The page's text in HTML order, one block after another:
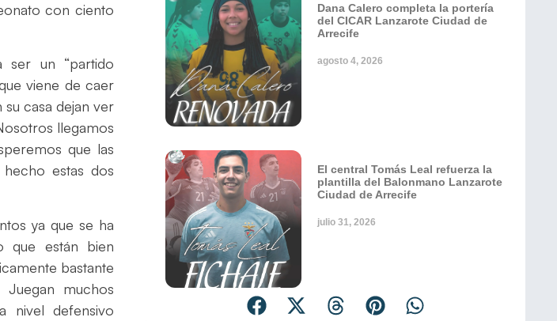
con ciento
ser un “partido
viene de caer
casa dejan ver
llegamos
que las
estas dos
ya que se ha
que están bien
bastante
muchos
nivel defensivo
Dana Calero completa la portería
del CICAR Lanzarote Ciudad de
Arrecife
agosto 4, 2026
El central Tomás Leal refuerza la
plantilla del Balonmano Lanzarote
Ciudad de Arrecife
julio 31, 2026